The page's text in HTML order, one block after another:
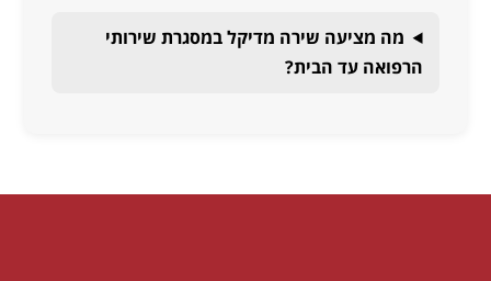
מה מציעה שירה מדיקל במסגרת שירותי
הרפואה עד הבית?